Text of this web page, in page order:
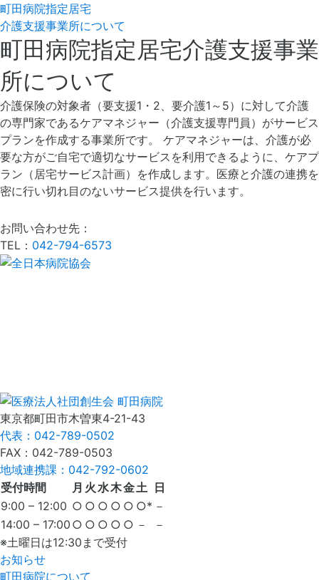
町田病院指定居宅
介護支援事業所について
町田病院指定居宅介護支援事業
所について
介護保険の対象者（要支援1・2、要介護1～5）に対して介護
の専門家であるケアマネジャー（介護支援専門員）がサービス
プランを作成する事業所です。 ケアマネジャーは、介護が必
要な方がご自宅で適切なサービスを利用できるように、ケアプ
ラン（居宅サービス計画）を作成します。医療と介護の連携を
密に行い切れ目のないサービス提供を行います。
お問い合わせ先：
TEL： 042-794-6573
東京都町田市木曽東4-21-43
代表：042-789-0502
FAX：042-789-0503
地域連携課：042-792-0602
受付時間
月 火 水木金土 日
9:00 – 12:00 ○ ○ ○ ○ ○ ○* －
14:00 – 17:00 ○ ○ ○ ○ ○ －
－
※土曜日は12:30まで受付
お知らせ
町田病院について